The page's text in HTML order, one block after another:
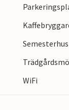
med
av på
Mijas
WiFi